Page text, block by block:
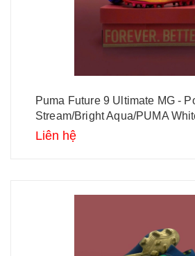
Puma Future 9 Ultimate MG -
Stream/Bright Aqua/PUMA
Liên hệ